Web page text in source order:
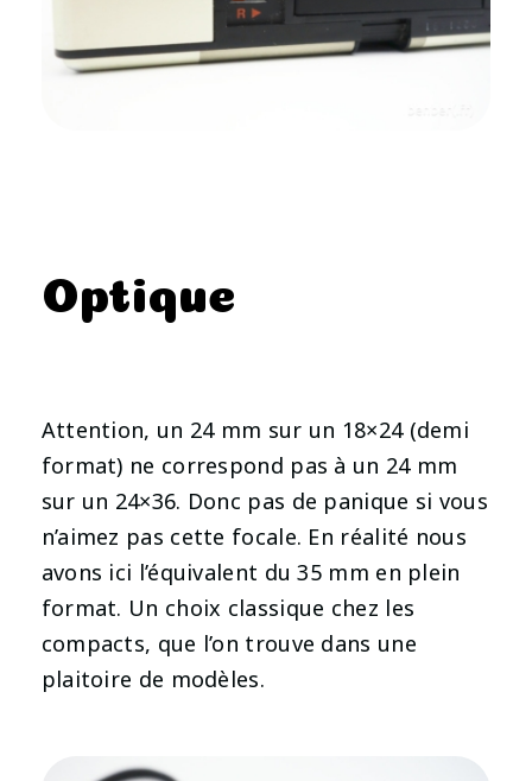
Optique
Attention, un 24 mm sur un 18×24 (demi
format) ne correspond pas à un 24 mm
sur un 24×36. Donc pas de panique si vous
n’aimez pas cette focale. En réalité nous
avons ici l’équivalent du 35 mm en plein
format. Un choix classique chez les
compacts, que l’on trouve dans une
plaitoire de modèles.